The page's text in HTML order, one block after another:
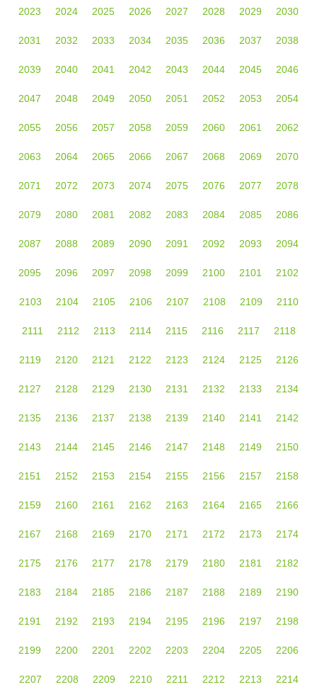
2023 2024 2025 2026 2027 2028 2029 2030
2031 2032 2033 2034 2035 2036 2037 2038
2039 2040 2041 2042 2043 2044 2045 2046
2047 2048 2049 2050 2051 2052 2053 2054
2055 2056 2057 2058 2059 2060 2061 2062
2063 2064 2065 2066 2067 2068 2069 2070
2071 2072 2073 2074 2075 2076 2077 2078
2079 2080 2081 2082 2083 2084 2085 2086
2087 2088 2089 2090 2091 2092 2093 2094
2095 2096 2097 2098 2099 2100 2101 2102
2103 2104 2105 2106 2107 2108 2109 2110
2111 2112 2113 2114 2115 2116 2117 2118
2119 2120 2121 2122 2123 2124 2125 2126
2127 2128 2129 2130 2131 2132 2133 2134
2135 2136 2137 2138 2139 2140 2141 2142
2143 2144 2145 2146 2147 2148 2149 2150
2151 2152 2153 2154 2155 2156 2157 2158
2159 2160 2161 2162 2163 2164 2165 2166
2167 2168 2169 2170 2171 2172 2173 2174
2175 2176 2177 2178 2179 2180 2181 2182
2183 2184 2185 2186 2187 2188 2189 2190
2191 2192 2193 2194 2195 2196 2197 2198
2199 2200 2201 2202 2203 2204 2205 2206
2207 2208 2209 2210 2211 2212 2213 2214